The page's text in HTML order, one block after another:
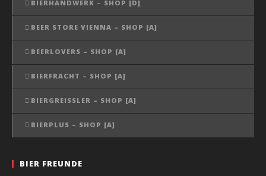
BIERHANDWERK – SHOP [D]
BEER STORE VIENNA – SHOP [A]
BEERLOVERS – SHOP [A]
BIERFRACHT – SHOP [A]
BIERGREISSLER – SHOP [A]
BIERPLUS – SHOP [A]
BIER FREUNDE